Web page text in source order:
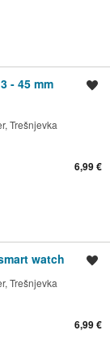
- 45 mm
Trešnjevka
6,99 €
watch
Trešnjevka
6,99 €